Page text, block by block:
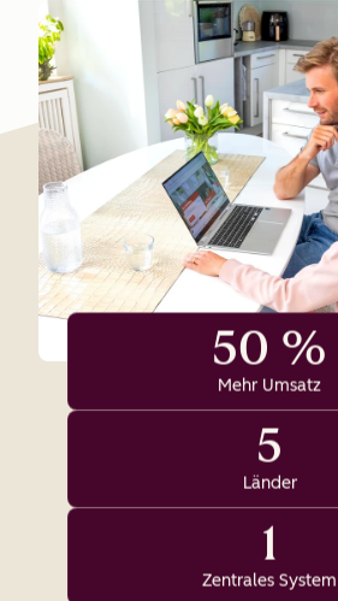
50 %
Mehr Umsatz
5
Länder
1
Zentrales System